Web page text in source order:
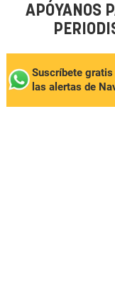
APÓYANOS
Suscríbete gratis
las alertas de